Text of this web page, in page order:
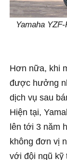
Yamaha
Hơn nữa, khi
được hưởng
dịch vụ sau
Hiện tại,
lên tới 3 năm
không đơn vị
với đội ngũ kỹ